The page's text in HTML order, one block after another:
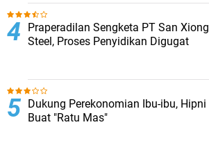
Praperadilan Sengketa PT San Xiong
Steel, Proses Penyidikan Digugat
Dukung Perekonomian Ibu-ibu, Hipni
Buat "Ratu Mas"